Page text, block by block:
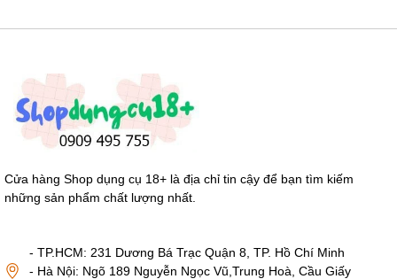
Cửa hàng Shop dụng cụ 18+ là địa chỉ tin cậy để bạn tìm kiếm
những sản phẩm chất lượng nhất.
- TP.HCM: 231 Dương Bá Trạc Quận 8, TP. Hồ Chí Minh
- Hà Nội: Ngõ 189 Nguyễn Ngọc Vũ,Trung Hoà, Cầu Giấy